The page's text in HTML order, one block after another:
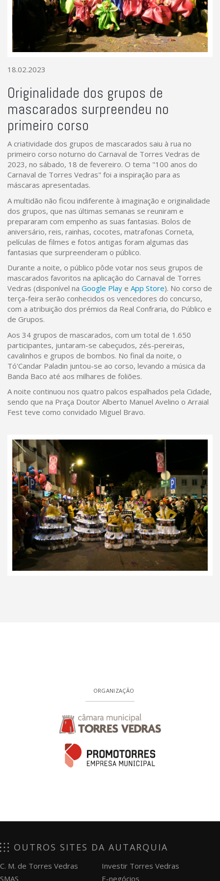
18.02.2023
Originalidade dos grupos de
mascarados surpreendeu no
primeiro corso
A criatividade dos grupos de mascarados saiu à rua no
primeiro corso noturno do Carnaval de Torres Vedras de
2023, no sábado, 18 de fevereiro. O tema "100 anos do
Carnaval de Torres Vedras" foi a inspiração para as
máscaras apresentadas.
A multidão não ficou indiferente à imaginação e originalidade
dos grupos, que nas últimas semanas se reuniram e
prepararam com empenho as suas fantasias. Bolos de
aniversário, reis, rainhas, cocotes, matrafonas Corneta,
películas de filmes e fotos antigas foram algumas das
fantasias que surpreenderam o público.
Durante a noite, o público pôde votar nos seus grupos de
mascarados favoritos na aplicação do Carnaval de Torres
Vedras (disponível na Google Play e App Store). No corso de
terça-feira serão conhecidos os vencedores do concurso,
com a atribuição dos prémios da Real Confraria, do Público e
de Grupos.
Aos 34 grupos de mascarados, com um total de 1.650
participantes, juntaram-se cabeçudos, zés-pereiras,
cavalinhos e grupos de bombos. No final da noite, o
Tó'Candar Paladin juntou-se ao corso, levando a música da
Banda Baco até aos milhares de foliões.
A noite continuou nos quatro palcos espalhados pela Cidade,
sendo que na Praça Doutor Alberto Manuel Avelino o Arraial
Fest teve como convidado Miguel Bravo.
ORGANIZAÇÃO
OUTROS SITES DA AUTARQUIA
C. M. de Torres Vedras
SMAS
Investir Torres Vedras
E-negócios